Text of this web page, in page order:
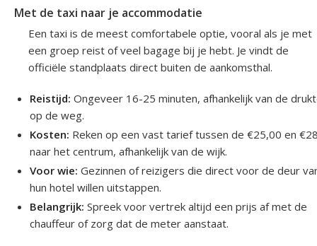
Met de taxi naar je accommodatie
Een taxi is de meest comfortabele optie, vooral als je met
een groep reist of veel bagage bij je hebt. Je vindt de
officiële standplaats direct buiten de aankomsthal.
Reistijd: Ongeveer 16-25 minuten, afhankelijk van de
op de weg.
Kosten: Reken op een vast tarief tussen de €25,00 en
naar het centrum, afhankelijk van de wijk.
Voor wie: Gezinnen of reizigers die direct voor de deur
hun hotel willen uitstappen.
Belangrijk: Spreek voor vertrek altijd een prijs af met de
chauffeur of zorg dat de meter aanstaat.